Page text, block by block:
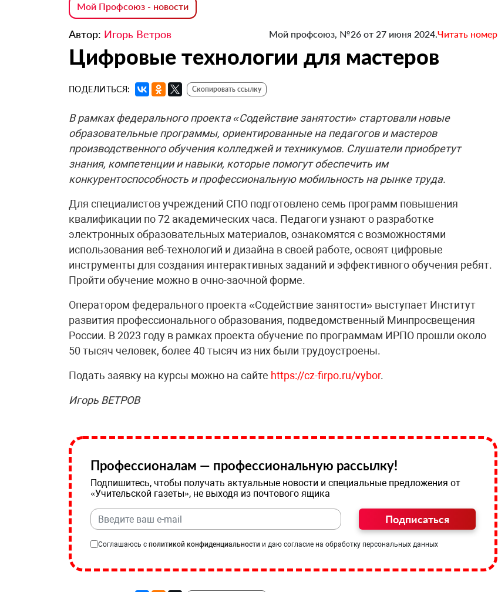
Мой Профсоюз - новости
Автор: Игорь Ветров Мой профсоюз, №26 от 27 июня 2024.Читать номер
Цифровые технологии для мастеров
ПОДЕЛИТЬСЯ: Скопировать ссылку
В рамках федерального проекта «Содействие занятости» стартовали новые
образовательные программы, ориентированные на педагогов и мастеров
производственного обучения колледжей и техникумов. Слушатели приобретут
знания, компетенции и навыки, которые помогут обеспечить им
конкурентоспособность и профессиональную мобильность на рынке труда.
Для специалистов учреждений СПО подготовлено семь программ повышения
квалификации по 72 академических часа. Педагоги узнают о разработке
электронных образовательных материалов, ознакомятся с возможностями
использования веб-технологий и дизайна в своей работе, освоят цифровые
инструменты для создания интерактивных заданий и эффективного обучения ребят.
Пройти обучение можно в очно-заочной форме.
Оператором федерального проекта «Содействие занятости» выступает Институт
развития профессионального образования, подведомственный Минпросвещения
России. В 2023 году в рамках проекта обучение по программам ИРПО прошли около
50 тысяч человек, более 40 тысяч из них были трудоустроены.
Подать заявку на курсы можно на сайте https://cz-firpo.ru/vybor.
Игорь ВЕТРОВ
Профессионалам — профессиональную рассылку!
Подпишитесь, чтобы получать актуальные новости и специальные предложения от
«Учительской газеты», не выходя из почтового ящика
Подписаться
Соглашаюсь с политикой конфиденциальности и даю согласие на обработку персональных данных